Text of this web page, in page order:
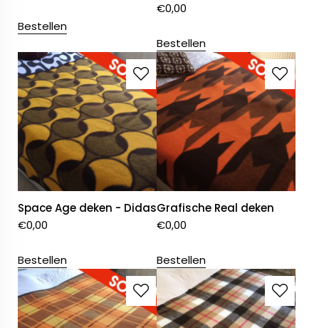
Bestellen
€0,00
Bestellen
Space Age deken - Didas
€0,00
Bestellen
Grafische Real deken
€0,00
Bestellen